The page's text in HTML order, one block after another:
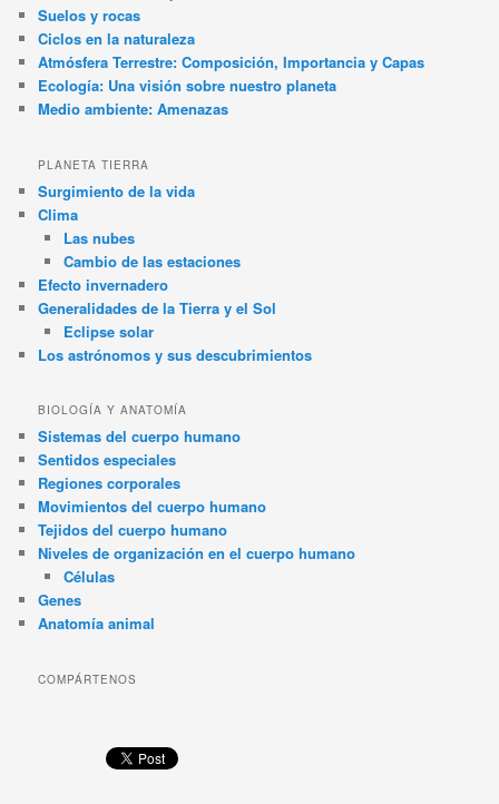
Suelos y rocas
Ciclos en la naturaleza
Atmósfera Terrestre: Composición, Importancia y Capas
Ecología: Una visión sobre nuestro planeta
Medio ambiente: Amenazas
PLANETA TIERRA
Surgimiento de la vida
Clima
Las nubes
Cambio de las estaciones
Efecto invernadero
Generalidades de la Tierra y el Sol
Eclipse solar
Los astrónomos y sus descubrimientos
BIOLOGÍA Y ANATOMÍA
Sistemas del cuerpo humano
Sentidos especiales
Regiones corporales
Movimientos del cuerpo humano
Tejidos del cuerpo humano
Niveles de organización en el cuerpo humano
Células
Genes
Anatomía animal
COMPÁRTENOS